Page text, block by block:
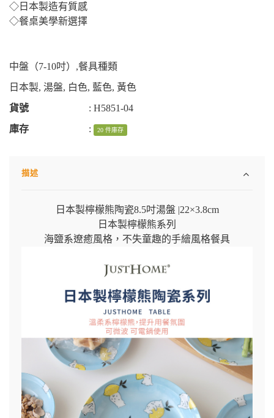
◇日本製造有質感
◇餐桌美學新選擇
中盤（7-10吋） ,餐具種類
日本製, 湯盤, 白色, 藍色, 黃色
貨號
: H5851-04
庫存
: 20 件庫存
描述
日本製檸檬熊陶瓷8.5吋湯盤 |22×3.8cm
日本製檸檬熊系列
海鹽系遼癒風格，不失童趣的手繪風格餐具